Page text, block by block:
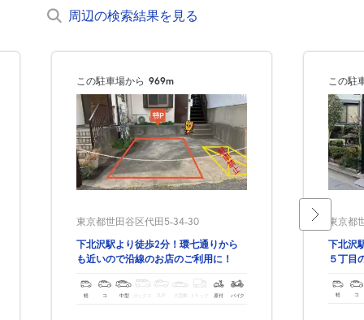
周辺の検索結果を見る
この駐車場から 969m
東京都世田谷区代田5-34-30
下北沢駅より徒歩2分！環七通りから
も近いので沿線のお店のご利用に！
軽 コ 中型 ボックス SUV 大型車 トラック 原付 バイク
この駐
東京都
下北沢
５丁目
軽 コ